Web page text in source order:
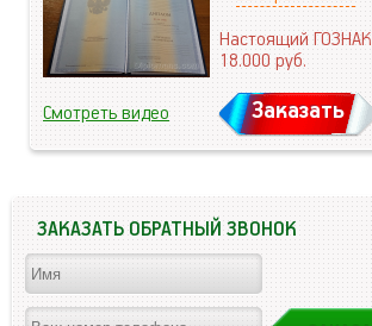
Настоящий ГОЗНАК
18.000руб.
Смотреть видео Заказать
ЗАКАЗАТЬ ОБРАТНЫЙ ЗВОНОК